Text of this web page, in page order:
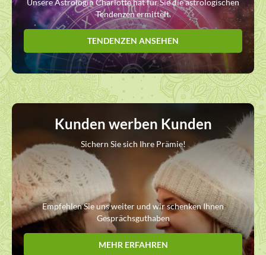
Unsere Astrologin Charlotte hat für Sie die astrologischen
Tendenzen ermittelt.
TENDENZEN ANSEHEN
Kunden werben Kunden
Sichern Sie sich Ihre Prämie!
Empfehlen Sie uns weiter und wir schenken Ihnen
Gesprächsguthaben
MEHR ERFAHREN